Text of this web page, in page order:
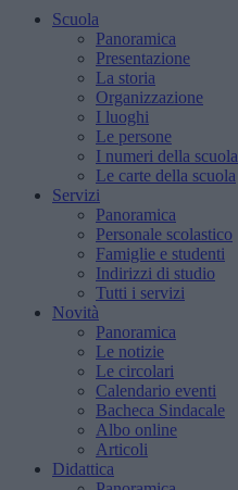
Scuola
Panoramica
Presentazione
La storia
Organizzazione
I luoghi
Le persone
I numeri della scuola
Le carte della scuola
Servizi
Panoramica
Personale scolastico
Famiglie e studenti
Indirizzi di studio
Tutti i servizi
Novità
Panoramica
Le notizie
Le circolari
Calendario eventi
Bacheca Sindacale
Albo online
Articoli
Didattica